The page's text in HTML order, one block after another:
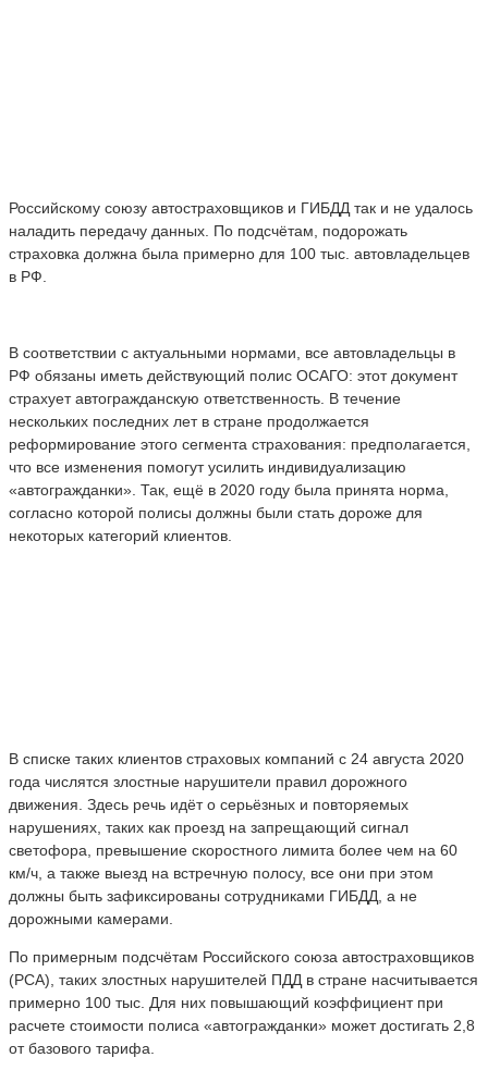
Российскому союзу автостраховщиков и ГИБДД так и не удалось
наладить передачу данных. По подсчётам, подорожать
страховка должна была примерно для 100 тыс. автовладельцев
в РФ.
В соответствии с актуальными нормами, все автовладельцы в
РФ обязаны иметь действующий полис ОСАГО: этот документ
страхует автогражданскую ответственность. В течение
нескольких последних лет в стране продолжается
реформирование этого сегмента страхования: предполагается,
что все изменения помогут усилить индивидуализацию
«автогражданки». Так, ещё в 2020 году была принята норма,
согласно которой полисы должны были стать дороже для
некоторых категорий клиентов.
В списке таких клиентов страховых компаний с 24 августа 2020
года числятся злостные нарушители правил дорожного
движения. Здесь речь идёт о серьёзных и повторяемых
нарушениях, таких как проезд на запрещающий сигнал
светофора, превышение скоростного лимита более чем на 60
км/ч, а также выезд на встречную полосу, все они при этом
должны быть зафиксированы сотрудниками ГИБДД, а не
дорожными камерами.
По примерным подсчётам Российского союза автостраховщиков
(РСА), таких злостных нарушителей ПДД в стране насчитывается
примерно 100 тыс. Для них повышающий коэффициент при
расчете стоимости полиса «автогражданки» может достигать 2,8
от базового тарифа.